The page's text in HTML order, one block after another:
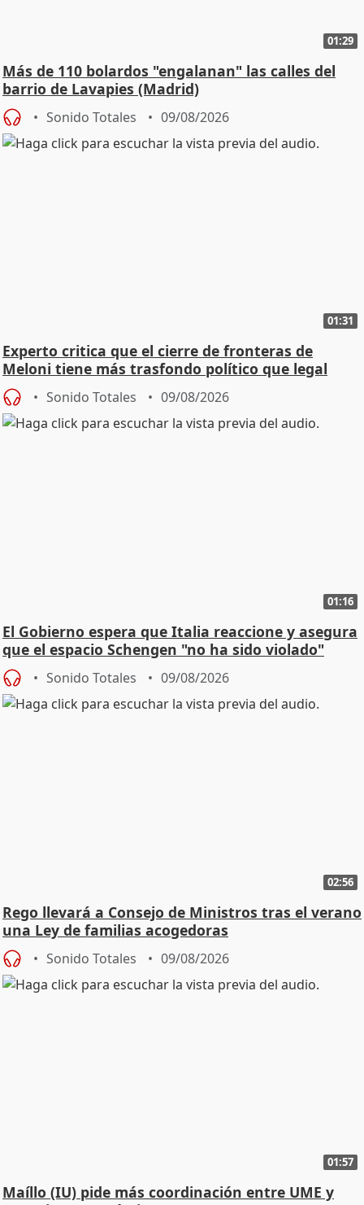
01:29
Más de 110 bolardos "engalanan" las calles del
barrio de Lavapies (Madrid)
Sonido Totales 09/08/2026
01:31
Experto critica que el cierre de fronteras de
Meloni tiene más trasfondo político que legal
Sonido Totales 09/08/2026
01:16
El Gobierno espera que Italia reaccione y asegura
que el espacio Schengen "no ha sido violado"
Sonido Totales 09/08/2026
02:56
Rego llevará a Consejo de Ministros tras el verano
una Ley de familias acogedoras
Sonido Totales 09/08/2026
01:57
Maíllo (IU) pide más coordinación entre UME y